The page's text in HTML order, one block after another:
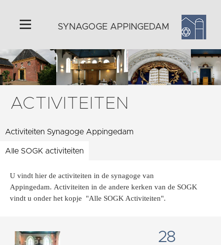
Home
Algemeen
Metaheerhuisje
Historie
Foto's
Steun ons
SYNAGOGE APPINGEDAM
ACTIVITEITEN
Activiteiten Synagoge Appingedam
Alle SOGK activiteiten
U vindt hier de activiteiten in de synagoge van
Appingedam. Activiteiten in de andere kerken van de SOGK
vindt u onder het kopje "Alle SOGK Activiteiten".
28